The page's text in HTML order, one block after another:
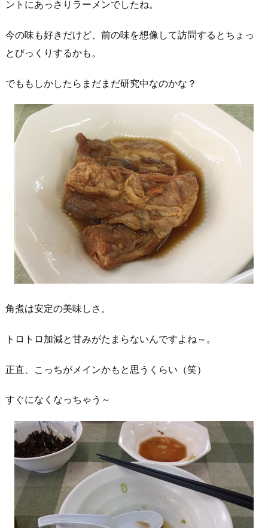
ントにあっさりラーメンでしたね。
今の味も好きだけど、前の味を想像して訪問するとちょっ
とびっくりするかも。
でももしかしたらまだまだ研究中なのかな？
角煮は安定の美味しさ。
トロトロ加減と甘みがたまらないんですよね～。
正直、こっちがメインかもと思うくらい（笑）
すぐになくなっちゃう～